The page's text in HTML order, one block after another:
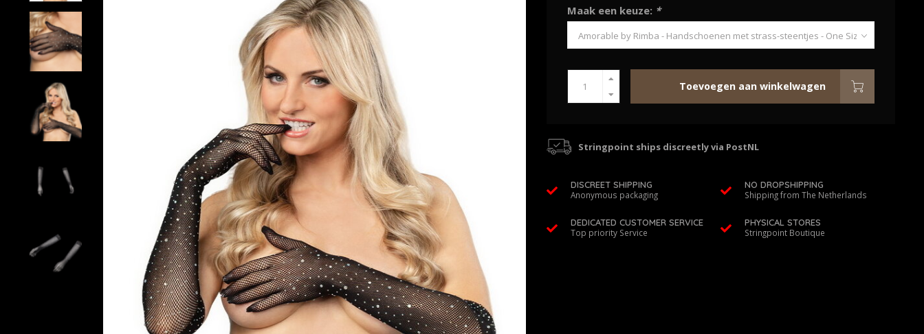
Maak een keuze: *
Toevoegen aan winkelwagen
Stringpoint ships discreetly via PostNL
DISCREET SHIPPING
Anonymous packaging
NO DROPSHIPPING
Shipping from The Netherlands
DEDICATED CUSTOMER SERVICE
Top priority Service
PHYSICAL STORES
Stringpoint Boutique